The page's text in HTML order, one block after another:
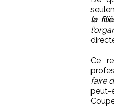
la
Ce
faire
peut-